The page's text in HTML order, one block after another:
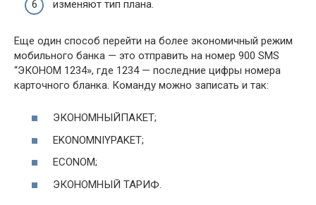
изменяют тип плана.
Еще один способ перейти на более экономичный режим
мобильного банка — это отправить на номер 900 SMS
“ЭКОНОМ 1234», где 1234 — последние цифры номера
карточного бланка. Команду можно записать и так:
ЭКОНОМНЫЙПАКЕТ;
EKONOMNIYPAKET;
ECONOM;
ЭКОНОМНЫЙ ТАРИФ.